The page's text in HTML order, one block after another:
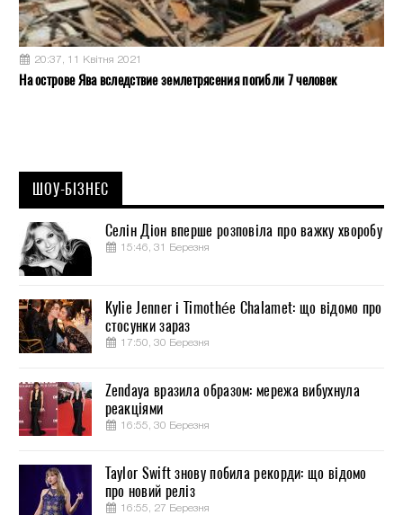
20:37, 11 Квітня 2021
На острове Ява вследствие землетрясения погибли 7 человек
ШОУ-БІЗНЕС
Селін Діон вперше розповіла про важку хворобу
15:46, 31 Березня
Kylie Jenner і Timothée Chalamet: що відомо про
стосунки зараз
17:50, 30 Березня
Zendaya вразила образом: мережа вибухнула
реакціями
16:55, 30 Березня
Taylor Swift знову побила рекорди: що відомо
про новий реліз
16:55, 27 Березня